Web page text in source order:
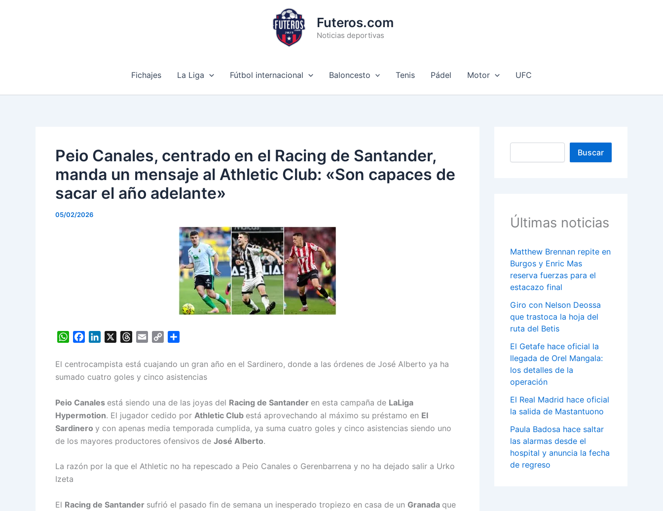
Futeros.com
Noticias deportivas
Fichajes La Liga Fútbol internacional Baloncesto Tenis Pádel Motor UFC
Peio Canales, centrado en el Racing de Santander,
manda un mensaje al Athletic Club: «Son capaces de
sacar el año adelante»
05/02/2026
W
a
p
p
c
o
k
n
k
I
n
r
s
a
i
p
n
k
a
r
El centrocampista está cuajando un gran año en el Sardinero, donde a las órdenes de José Alberto ya ha
sumado cuatro goles y cinco asistencias
Peio Canales está siendo una de las joyas del Racing de Santander en esta campaña de LaLiga
Hypermotion. El jugador cedido por Athletic Club está aprovechando al máximo su préstamo en El
Sardinero y con apenas media temporada cumplida, ya suma cuatro goles y cinco asistencias siendo uno
de los mayores productores ofensivos de José Alberto.
La razón por la que el Athletic no ha repescado a Peio Canales o Gerenbarrena y no ha dejado salir a Urko
Izeta
El Racing de Santander sufrió el pasado fin de semana un inesperado tropiezo en casa de un Granada que
Buscar
Buscar
Últimas noticias
Matthew Brennan repite en
Burgos y Enric Mas
reserva fuerzas para el
estacazo final
Giro con Nelson Deossa
que trastoca la hoja del
ruta del Betis
El Getafe hace oficial la
llegada de Orel Mangala:
los detalles de la
operación
El Real Madrid hace oficial
la salida de Mastantuono
Paula Badosa hace saltar
las alarmas desde el
hospital y anuncia la fecha
de regreso